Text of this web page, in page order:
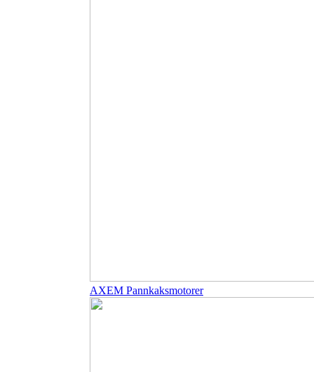
AXEM Pannkaksmotorer